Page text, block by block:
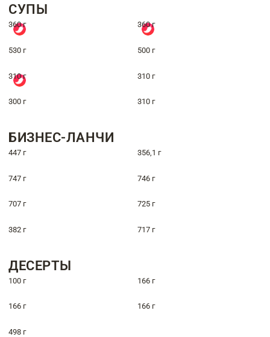
СУПЫ
360 г 360 г
530 г 500 г
310 г 310 г
300 г 310 г
БИЗНЕС-ЛАНЧИ
447 г 356,1 г
747 г 746 г
707 г 725 г
382 г 717 г
ДЕСЕРТЫ
100 г 166 г
166 г 166 г
498 г